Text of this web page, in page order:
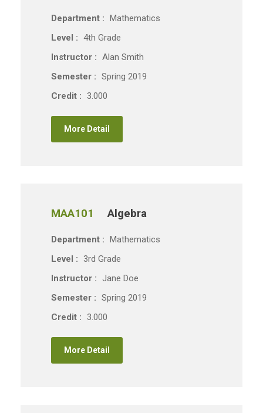
Department :
Mathematics
Level : 4th Grade
Instructor : Alan Smith
Semester : Spring 2019
Credit : 3.000
More Detail
MAA101 Algebra
Department :
Mathematics
Level : 3rd Grade
Instructor : Jane Doe
Semester : Spring 2019
Credit : 3.000
More Detail